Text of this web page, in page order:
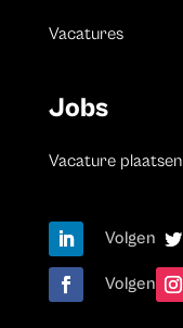
Vacatures
Jobs
Vacature plaatsen
Volgen
Volgen